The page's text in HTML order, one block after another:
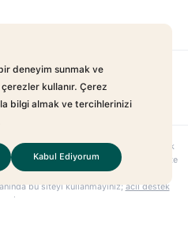
Saklıdır.
sağlık platformudur; hastane veya klinik
ilişkilerini kolaylaştırmayı amaçlar. Site
tıbbi teşhis veya tedavi yerine geçmez.
bu siteyi kullanmayınız;acil destek
başvurunuz.
deneyim sunmak ve
kullanır. Çerez
bilgi almak ve tercihlerinizi
Kabul Ediyorum